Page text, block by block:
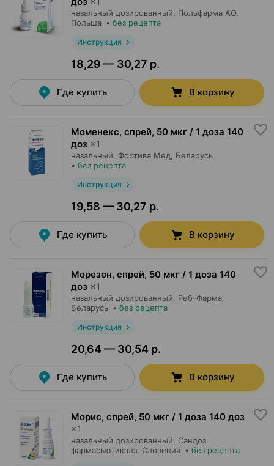
назальный дозированный, Польфарма AO
Польша • без рецепта
Инструкция
18,29 — 30,27 р.
Где купить В корзину
Моменекс, спрей, 50 мкг / 1 доза 140
доз ×1
назальный, Фортива Мед , Беларусь
• без рецепта
Инструкция
19,58 — 30,27 р.
Где купить В корзину
Морезон, спрей, 50 мкг / 1 доза 140
доз ×1
назальный дозированный, Реб-Фарма
Беларусь • без рецепта
Инструкция
20,64 — 30,54 р.
Где купить В корзину
Морис, спрей, 50 мкг / 1 доза 140 доз
×1
назальный дозированный,
Сандоз
фармасьютикалз , Словения • без рецепта